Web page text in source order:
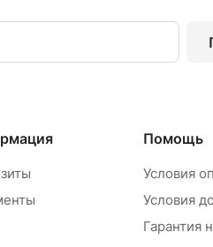
Помощь
Условия
Условия
Гарантия